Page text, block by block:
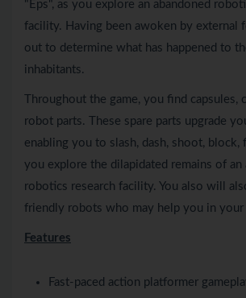
"Eps", as you explore an abandoned
facility. Having been awoken by external
out to determine what has happened to
inhabitants.
Throughout the game, you find capsules,
robot parts. These spare parts upgrade
enabling you to slash, dash, shoot, block,
you explore the dilapidated remains of an
robotics research facility. You also will
friendly robots who may help you in your
Features
Fast-paced action platformer